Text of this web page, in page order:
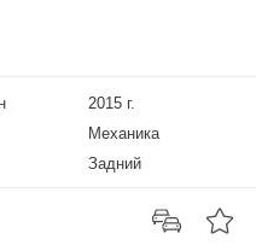
2015 г.
Механика
Задний